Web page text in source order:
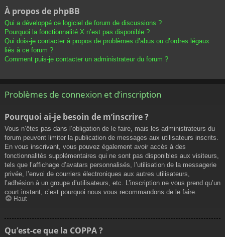
À propos de phpBB
Qui a développé ce logiciel de forum de discussions ?
Pourquoi la fonctionnalité X n’est pas disponible ?
Qui dois-je contacter à propos de problèmes d’abus ou d’ordres légaux
liés à ce forum ?
Comment puis-je contacter un administrateur du forum ?
Problèmes de connexion et d’inscription
Pourquoi ai-je besoin de m’inscrire ?
Vous n’êtes pas dans l’obligation de le faire, mais les administrateurs du
forum peuvent limiter la publication de messages aux utilisateurs inscrits.
En vous inscrivant, vous pouvez également avoir accès à des
fonctionnalités supplémentaires qui ne sont pas disponibles aux visiteurs,
tels que l’affichage d’avatars personnalisés, l’utilisation de la messagerie
privée, l’envoi de courriers électroniques aux autres utilisateurs,
l’adhésion à un groupe d’utilisateurs, etc. L’inscription ne vous prend qu’un
court instant, c’est pourquoi nous vous recommandons de le faire.
Haut
Qu’est-ce que la COPPA ?